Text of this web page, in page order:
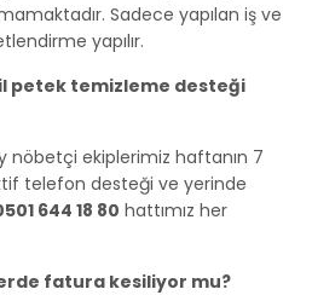
Sadece yapılan iş ve
yapılır.
petek temizleme desteği
nöbetçi ekiplerimiz haftanın 7
telefon desteği ve yerinde
644 18 80 hattımız her
fatura kesiliyor mu?